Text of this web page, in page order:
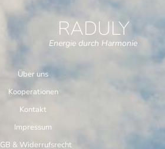
RADULY
Energie durch Harmonie
Über uns
Kooperationen
Kontakt
Impressum
& Widerrufsrecht